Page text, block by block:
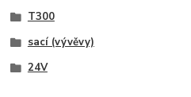
T300
sací (vývěvy)
24V